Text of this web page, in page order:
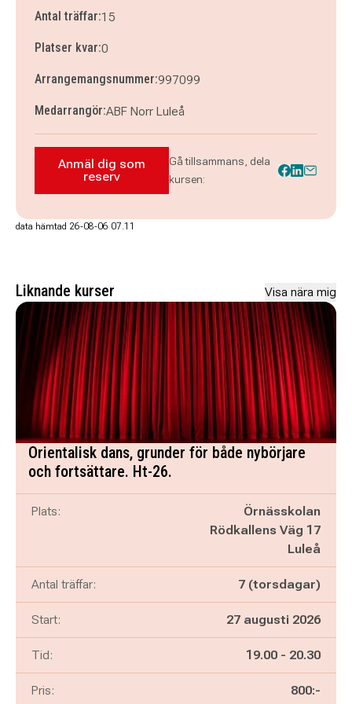
Antal träffar:15
Platser kvar:0
Arrangemangsnummer:997099
Medarrangör:ABF Norr Luleå
Anmäl dig som reserv till Lule Stass:
Anmäl dig som
reserv
Gå tillsammans, dela
kursen:
data hämtad 26-08-06 07.11
Liknande kurser Visa nära mig
Orientalisk dans, grunder för både nybörjare
och fortsättare. Ht-26.
Plats:
Örnässkolan
Rödkallens Väg 17
Luleå
Antal träffar: 7 (torsdagar)
Start: 27 augusti 2026
Tid: Pågår mellan
19.00 - och
20.30
Pris: 800:-